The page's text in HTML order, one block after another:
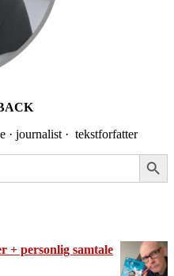
· journalist · tekstforfatter
Search Button
+ personlig samtale